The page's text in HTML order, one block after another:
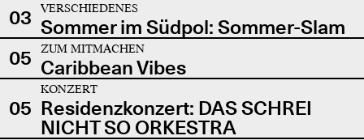
03
VERSCHIEDENES
Sommer im Südpol: Sommer-Slam
05
ZUM MITMACHEN
Caribbean Vibes
05
KONZERT
Residenzkonzert: DAS SCHREI
NICHT SO ORKESTRA